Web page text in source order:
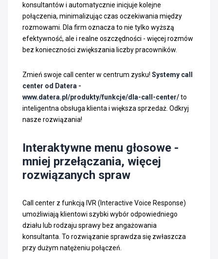
konsultantów i automatycznie inicjuje kolejne
połączenia, minimalizując czas oczekiwania między
rozmowami. Dla firm oznacza to nie tylko wyższą
efektywność, ale i realne oszczędności - więcej rozmów
bez konieczności zwiększania liczby pracowników.
Zmień swoje call center w centrum zysku! Systemy call
center od Datera -
www.datera.pl/produkty/funkcje/dla-call-center/to
inteligentna obsługa klienta i większa sprzedaż. Odkryj
nasze rozwiązania!
Interaktywne menu głosowe -
mniej przełączania, więcej
rozwiązanych spraw
Call center z funkcją IVR (Interactive Voice Response)
umożliwiają klientowi szybki wybór odpowiedniego
działu lub rodzaju sprawy bez angażowania
konsultanta. To rozwiązanie sprawdza się zwłaszcza
przy dużym natężeniu połączeń.